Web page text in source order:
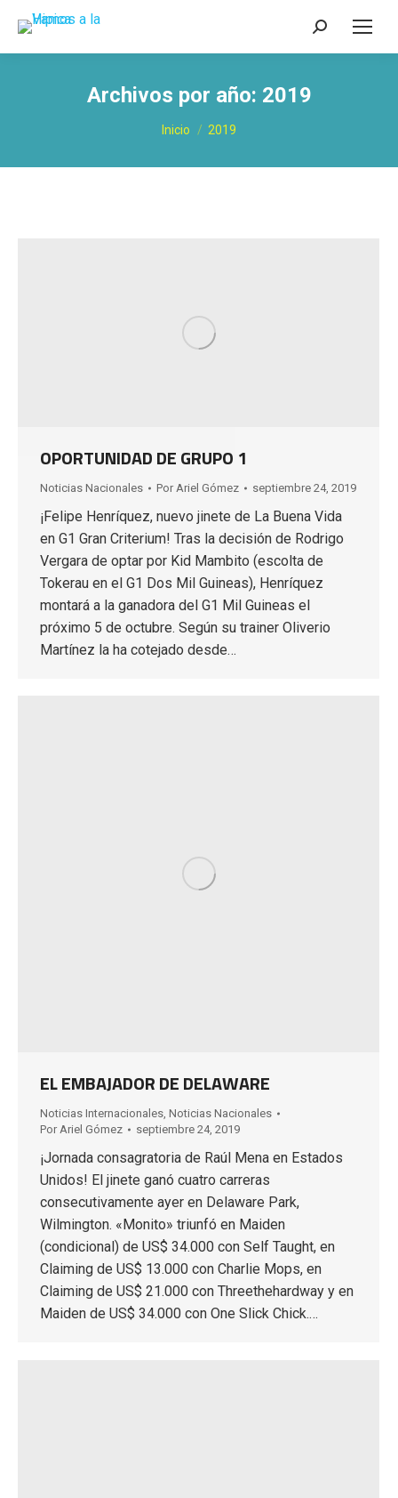
Buscar:
Archivos por año: 2019
Estás aquí:
Inicio 2019
OPORTUNIDAD DE GRUPO 1
Noticias Nacionales Por Ariel Gómez septiembre 24, 2019
¡Felipe Henríquez, nuevo jinete de La Buena Vida
en G1 Gran Criterium! Tras la decisión de Rodrigo
Vergara de optar por Kid Mambito (escolta de
Tokerau en el G1 Dos Mil Guineas), Henríquez
montará a la ganadora del G1 Mil Guineas el
próximo 5 de octubre. Según su trainer Oliverio
Martínez la ha cotejado desde…
EL EMBAJADOR DE DELAWARE
Noticias Internacionales, Noticias Nacionales
Por Ariel Gómez septiembre 24, 2019
¡Jornada consagratoria de Raúl Mena en Estados
Unidos! El jinete ganó cuatro carreras
consecutivamente ayer en Delaware Park,
Wilmington. «Monito» triunfó en Maiden
(condicional) de US$ 34.000 con Self Taught, en
Claiming de US$ 13.000 con Charlie Mops, en
Claiming de US$ 21.000 con Threethehardway y en
Maiden de US$ 34.000 con One Slick Chick.…